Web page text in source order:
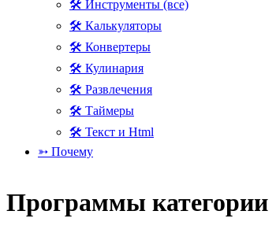
🛠 Инструменты (все)
🛠 Калькуляторы
🛠 Конвертеры
🛠 Кулинария
🛠 Развлечения
🛠 Таймеры
🛠 Текст и Html
➳ Почему
Программы